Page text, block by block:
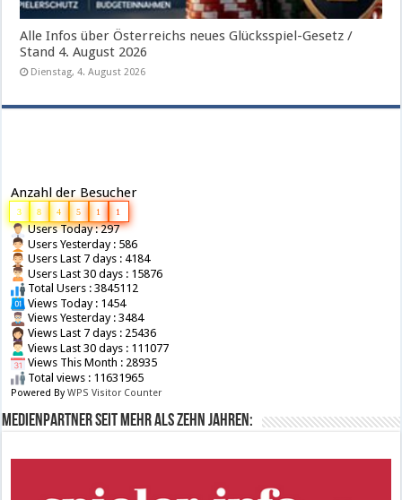
Alle Infos über Österreichs neues Glücksspiel-Gesetz /
Stand 4. August 2026
Dienstag, 4. August 2026
Anzahl der Besucher
3 8 4 5 1 1
Users Today : 297
Users Yesterday : 586
Users Last 7 days : 4184
Users Last 30 days : 15876
Total Users : 3845112
Views Today : 1454
Views Yesterday : 3484
Views Last 7 days : 25436
Views Last 30 days : 111077
Views This Month : 28935
Total views : 11631965
Powered ByWPS Visitor Counter
Medienpartner seit mehr als zehn Jahren: